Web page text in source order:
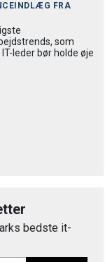
FRA
som
leder bør holde øje
bedste it-